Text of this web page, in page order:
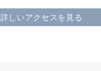
詳しいアクセスを見る